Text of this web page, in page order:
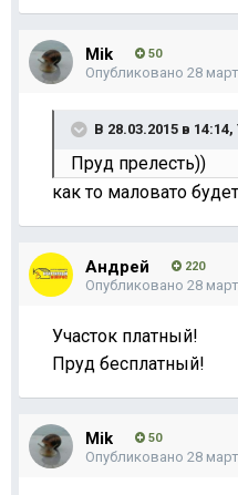
Mik 50
Опубликовано 28
В 28.03.2015 в 14:14,
Пруд прелесть))
как то маловато
Андрей 220
Опубликовано 28
Участок платный!
Пруд бесплатный!
Mik 50
Опубликовано 28